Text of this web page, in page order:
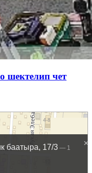
шектелип чет